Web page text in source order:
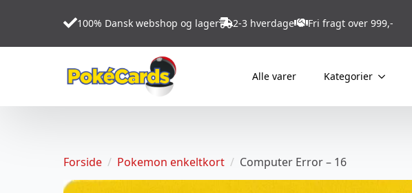
100% Dansk webshop og lager 2-3 hverdage Fri fragt over 999,-
Alle varer Kategorier
Forside Pokemon enkeltkort Computer Error – 16